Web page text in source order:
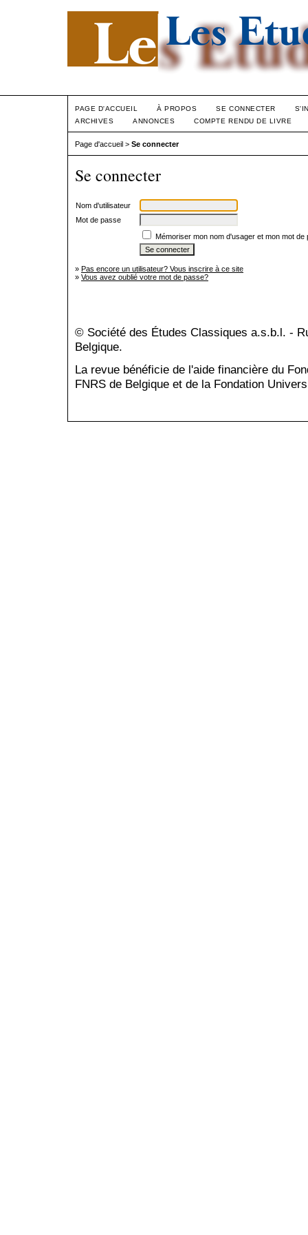
PAGE D'ACCUEIL À PROPOS SE CONNECTER
ARCHIVES
ANNONCES COMPTE RENDU DE LIVRE
Page d'accueil > Se connecter
Se connecter
Nom d'utilisateur
Mot de passe
Mémoriser mon nom d'usager et mon mot de
» Pas encore un utilisateur? Vous inscrire à ce site
» Vous avez oublié votre mot de passe?
© Société des Études Classiques a.s.b.l. -
Belgique.
La revue bénéficie de l'aide financière du
FNRS de Belgique et de la Fondation